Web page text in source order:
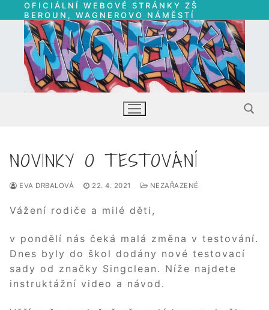
Přeskočit
na
obsah
OFICIÁLNÍ WEBOVÉ STRÁNKY ZŠ
BEROUN, WAGNEROVO NÁMĚSTÍ
Hledat:
NOVINKY O TESTOVÁNÍ
EVA DRBALOVÁ 22. 4. 2021 NEZAŘAZENÉ
Vážení rodiče a milé děti,
v pondělí nás čeká malá změna v testování.
Dnes byly do škol dodány nové testovací
sady od značky Singclean. Níže najdete
instruktážní video a návod.